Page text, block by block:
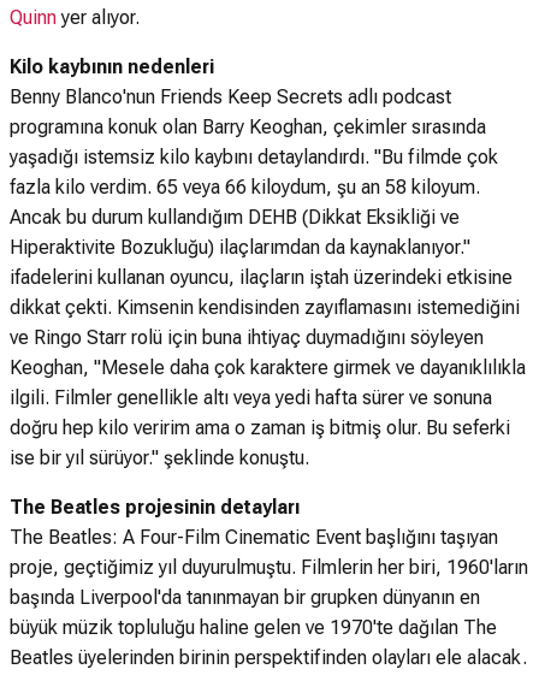
Quinnyer alıyor.
Kilo kaybının nedenleri
Benny Blanco'nun Friends Keep Secrets adlı podcast
programına konuk olan Barry Keoghan, çekimler sırasında
yaşadığı istemsiz kilo kaybını detaylandırdı. "Bu filmde çok
fazla kilo verdim. 65 veya 66 kiloydum, şu an 58 kiloyum.
Ancak bu durum kullandığım DEHB (Dikkat Eksikliği ve
Hiperaktivite Bozukluğu) ilaçlarımdan da kaynaklanıyor."
ifadelerini kullanan oyuncu, ilaçların iştah üzerindeki etkisine
dikkat çekti. Kimsenin kendisinden zayıflamasını istemediğini
ve Ringo Starr rolü için buna ihtiyaç duymadığını söyleyen
Keoghan, "Mesele daha çok karaktere girmek ve dayanıklılıkla
ilgili. Filmler genellikle altı veya yedi hafta sürer ve sonuna
doğru hep kilo veririm ama o zaman iş bitmiş olur. Bu seferki
ise bir yıl sürüyor." şeklinde konuştu.
The Beatles projesinin detayları
The Beatles: A Four-Film Cinematic Event başlığını taşıyan
proje, geçtiğimiz yıl duyurulmuştu. Filmlerin her biri, 1960'ların
başında Liverpool'da tanınmayan bir grupken dünyanın en
büyük müzik topluluğu haline gelen ve 1970'te dağılan The
Beatles üyelerinden birinin perspektifinden olayları ele alacak.